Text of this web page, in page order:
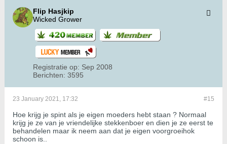
Flip Hasjkip
Wicked Grower
Registratie op: Sep 2008
Berichten: 3595
#15
23 January 2021, 17:32
Hoe krijg je spint als je eigen moeders hebt staan ? Normaal
krijg je ze van je vriendelijke stekkenboer en dien je ze eerst te
behandelen maar ik neem aan dat je eigen voorgroeihok
schoon is..